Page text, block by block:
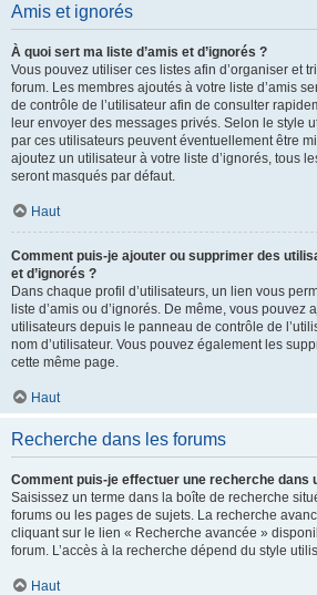
Amis et ignorés
À quoi sert ma liste d’amis et d’ignorés ?
Vous pouvez utiliser ces listes afin d’organiser et
forum. Les membres ajoutés à votre liste d’amis
de contrôle de l’utilisateur afin de consulter
leur envoyer des messages privés. Selon le style
par ces utilisateurs peuvent éventuellement être
ajoutez un utilisateur à votre liste d’ignorés, tous
seront masqués par défaut.
Haut
Comment puis-je ajouter ou supprimer des
et d’ignorés ?
Dans chaque profil d’utilisateurs, un lien vous
liste d’amis ou d’ignorés. De même, vous pouvez
utilisateurs depuis le panneau de contrôle de
nom d’utilisateur. Vous pouvez également les
cette même page.
Haut
Recherche dans les forums
Comment puis-je effectuer une recherche dans
Saisissez un terme dans la boîte de recherche
forums ou les pages de sujets. La recherche
cliquant sur le lien « Recherche avancée »
forum. L’accès à la recherche dépend du style
Haut